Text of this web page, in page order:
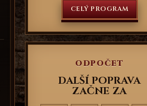
CELÝ PROGRAM
ODPOČET
DALŠÍ POPRAVA
ZAČNE ZA